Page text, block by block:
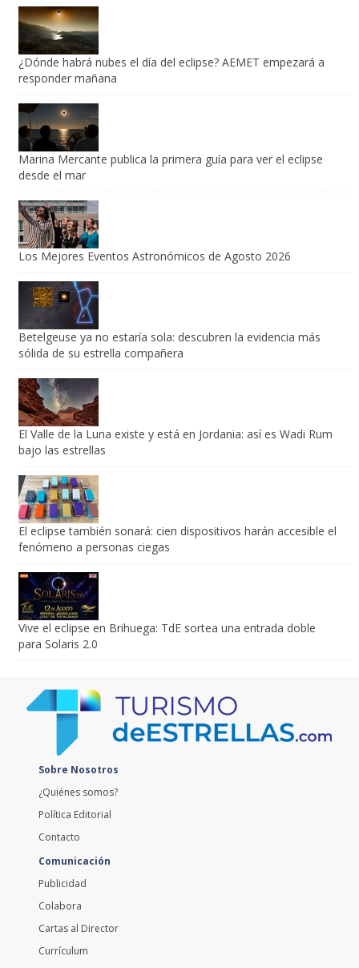
¿Dónde habrá nubes el día del eclipse? AEMET empezará a
responder mañana
Marina Mercante publica la primera guía para ver el eclipse
Los Mejores Eventos Astronómicos de Agosto 2026
Betelgeuse ya no estaría sola: descubren la evidencia más
sólida de su estrella compañera
El Valle de la Luna existe y está en Jordania: así es Wadi Rum
bajo las estrellas
El eclipse también sonará: cien dispositivos harán accesible el
fenómeno a personas ciegas
Vive el eclipse en Brihuega: TdE sortea una entrada doble
para Solaris 2.0
¿Quiénes somos?